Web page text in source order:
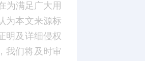
为满足广大用
为本文来源标
明及详细侵权
我们将及时审